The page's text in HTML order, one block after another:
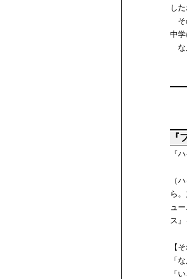
し
そ
中
な
『
『
（
ら
ュ
ス
【
「
「